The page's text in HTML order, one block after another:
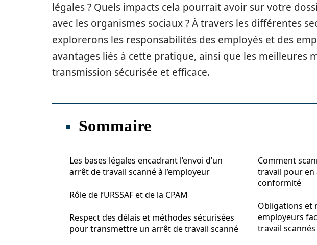
légales ? Quels impacts cela pourrait avoir sur votre
avec les organismes sociaux ? À travers les différentes
explorerons les responsabilités des employés et des
avantages liés à cette pratique, ainsi que les meilleures
transmission sécurisée et efficace.
Sommaire
Les bases légales encadrant l’envoi d’un
arrêt de travail scanné à l’employeur
Rôle de l’URSSAF et de la CPAM
Respect des délais et méthodes sécurisées
pour transmettre un arrêt de travail scanné
Comment
travail pour en
conformité
Obligations et
employeurs
travail scannés